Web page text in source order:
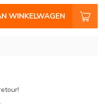
WINKELWAGEN